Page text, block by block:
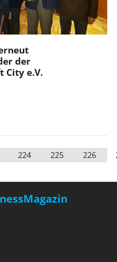
der
City e.V.
224 225 226